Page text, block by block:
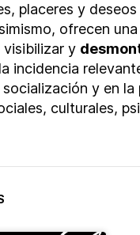
placeres y
ofrecen
y
incidencia
y en
culturales,